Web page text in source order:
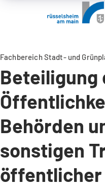
Fachbereich Stadt- und
Beteiligung
Behörden
sonstigen
öffentlicher